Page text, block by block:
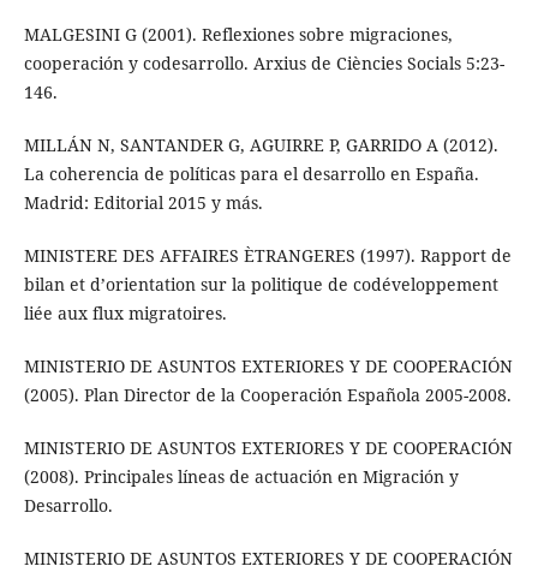
MALGESINI G (2001). Reflexiones sobre migraciones,
cooperación y codesarrollo. Arxius de Ciències Socials 5:23-
146.
MILLÁN N, SANTANDER G, AGUIRRE P, GARRIDO A (2012).
La coherencia de políticas para el desarrollo en España.
Madrid: Editorial 2015 y más.
MINISTERE DES AFFAIRES ÈTRANGERES (1997). Rapport de
bilan et d’orientation sur la politique de codéveloppement
liée aux flux migratoires.
MINISTERIO DE ASUNTOS EXTERIORES Y DE COOPERACIÓN
(2005). Plan Director de la Cooperación Española 2005-2008.
MINISTERIO DE ASUNTOS EXTERIORES Y DE COOPERACIÓN
(2008). Principales líneas de actuación en Migración y
Desarrollo.
MINISTERIO DE ASUNTOS EXTERIORES Y DE COOPERACIÓN